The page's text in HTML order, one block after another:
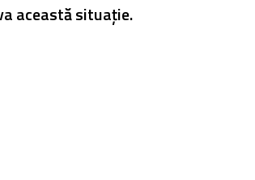
această situație.